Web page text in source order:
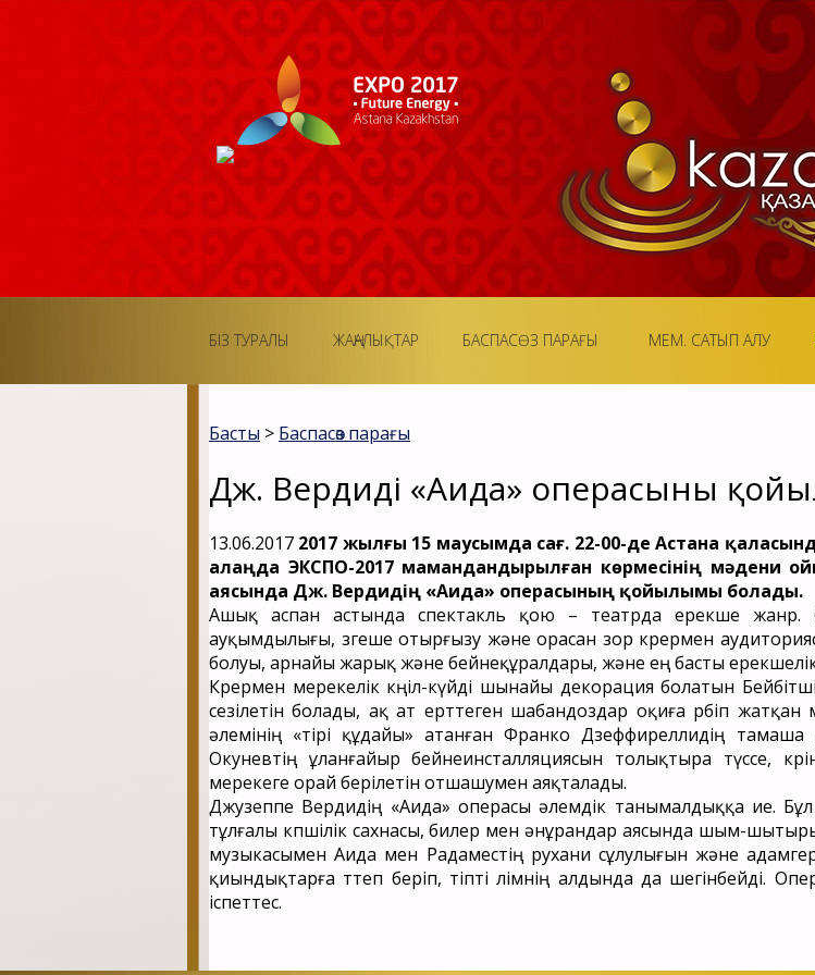
БІЗ ТУРАЛЫ ЖАҢАЛЫҚТАР БАСПАСӨЗ ПАРАҒЫ МЕМ. САТЫП АЛУ
Басты > Баспасөз парағы
Дж. Вердидің «Аида» операсының
13.06.2017 2017 жылғы 15 маусымда сағ. 22-00-де Астана
алаңда ЭКСПО-2017 мамандандырылған көрмесінің мәдени
аясында Дж. Вердидің «Аида» операсының қойылымы болады.
Ашық аспан астында спектакль қою – театрда ерекше жанр.
ауқымдылығы, өзгеше отырғызу және орасан зор көрермен
болуы, арнайы жарық және бейнеқұралдары, және ең басты
Көрермен мерекелік көңіл-күйді шынайы декорация болатын
сезілетін болады, ақ ат ерттеген шабандоздар оқиға өрбіп
әлемінің «тірі құдайы» атанған Франко Дзеффиреллидің
Окуневтің ұланғайыр бейнеинсталляциясын толықтыра түссе,
мерекеге орай берілетін отшашумен аяқталады.
Джузеппе Вердидің «Аида» операсы әлемдік танымалдыққа ие.
тұлғалы көпшілік сахнасы, билер мен әнұрандар аясында шым-
музыкасымен Аида мен Радаместің рухани сұлулығын және
қиындықтарға төтеп беріп, тіпті өлімнің алдында да шегінбейді.
іспеттес.